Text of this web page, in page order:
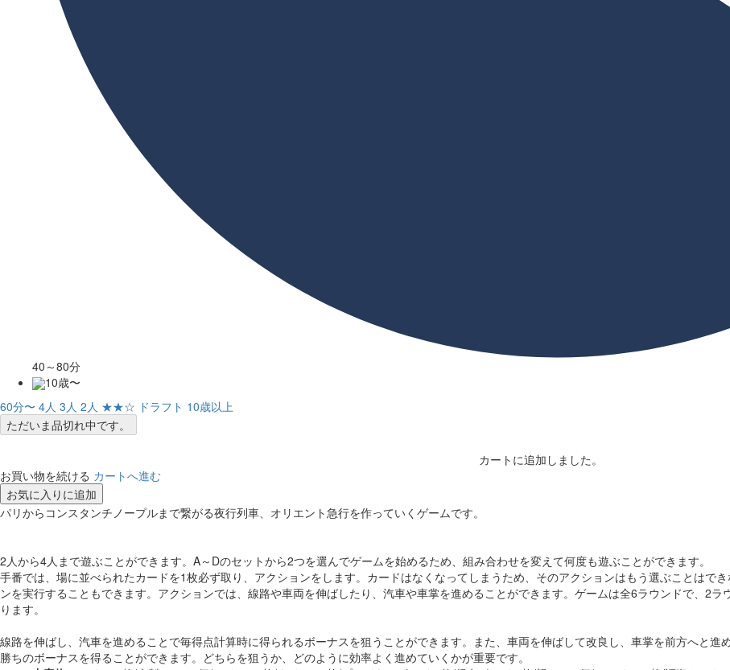
40～80分
10歳〜
60分〜 4人 3人 2人 ★★☆ ドラフト 10歳以上
ただいま品切れ中です。
カートに追加しました。
お買い物を続ける カートへ進む
お気に入りに追加
パリからコンスタンチノープルまで繋がる夜行列車、オリエント急行を作っていくゲームです。
2人から4人まで遊ぶことができます。A～Dのセットから2つを選んでゲームを始めるため、組み合わせを変えて何度も遊ぶことができます。
手番では、場に並べられたカードを1枚必ず取り、アクションをします。カードはなくなってしまうため、そのアクションはもう選ぶことはで
ンを実行することもできます。アクションでは、線路や車両を伸ばしたり、汽車や車掌を進めることができます。ゲームは全6ラウンドで、2
ります。
線路を伸ばし、汽車を進めることで毎得点計算時に得られるボーナスを狙うことができます。また、車両を伸ばして改良し、車掌を前方へと
勝ちのボーナスを得ることができます。どちらを狙うか、どのように効率よく進めていくかが重要です。